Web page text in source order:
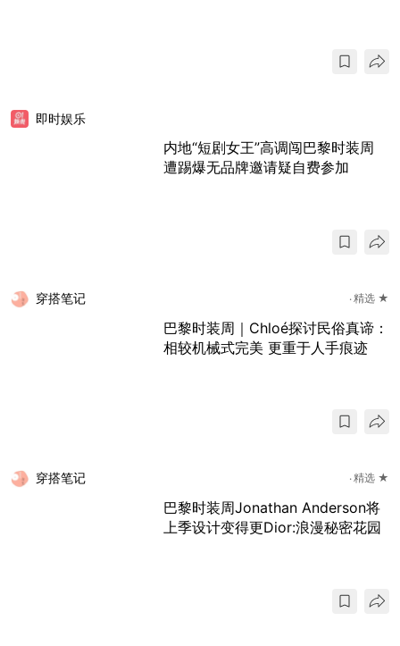
即时娱乐
内地“短剧女王”高调闯巴黎时装周
遭踢爆无品牌邀请疑自费参加
穿搭笔记 精选 ★
巴黎时装周｜Chloé探讨民俗真谛：
相较机械式完美 更重于人手痕迹
穿搭笔记 精选 ★
巴黎时装周Jonathan Anderson将
上季设计变得更Dior:浪漫秘密花园